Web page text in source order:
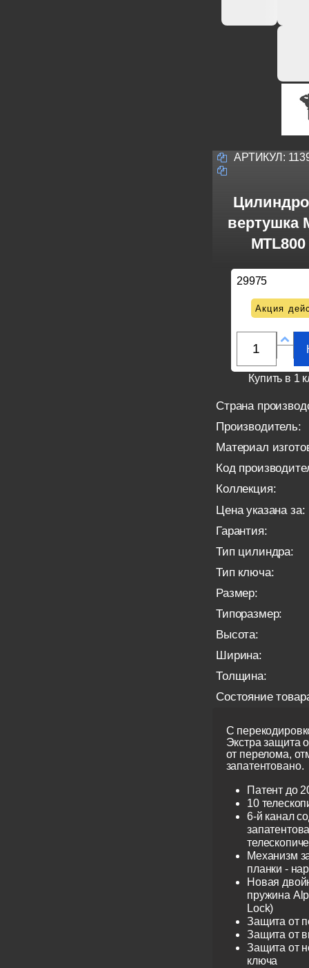
АРТИКУЛ:
вертушка
29975
Акция
Купить в 1
Страна
Производитель:
Материал
Код
Коллекция:
Цена указана за:
Гарантия:
Тип цилиндра:
Тип ключа:
Размер:
Типоразмер:
Высота:
Ширина:
Толщина:
Состояние
С
Экстра защита
от перелома,
запатентовано.
Патент до
10
6-й канал
Механизм
планки -
Новая
пружина
Lock)
Защита от
Защита от
Защита от
ключа